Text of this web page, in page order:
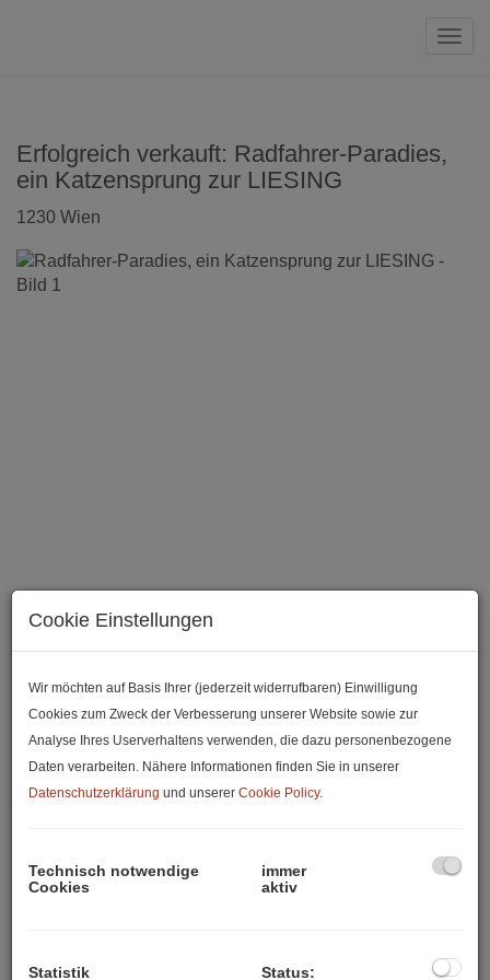
Erfolgreich verkauft: Radfahrer-Paradies,
ein Katzensprung zur LIESING
1230 Wien
Beschreibung
Eine sehr helle, in einer ruhigen Seitengasse
Eigentümer(in). Das Domizil befindet sich in einer klein-
Cookie Einstellungen
Wir möchten auf Basis Ihrer (jederzeit widerrufbaren) Einwilligung
Cookies zum Zweck der Verbesserung unserer Website sowie zur
Analyse Ihres Userverhaltens verwenden, die dazu personenbezogene
Daten verarbeiten. Nähere Informationen finden Sie in unserer
Datenschutzerklärung und unserer Cookie Policy.
Technisch notwendige
Cookies
immer
aktiv
Statistik
Status: